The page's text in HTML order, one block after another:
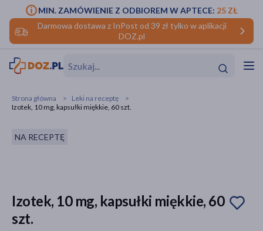
Darmowa dostawa z InPost od 39 zł tylko w aplikacji
DOZ.pl
MIN. ZAMÓWIENIE Z ODBIOREM W APTECE: 25 ZŁ
Hit
Hit
makijażu
Strona główna
Leki na receptę
Izotek, 10 mg, kapsułki miękkie, 60 szt.
NA RECEPTĘ
Izotek, 10 mg, kapsułki miękkie, 60
szt.